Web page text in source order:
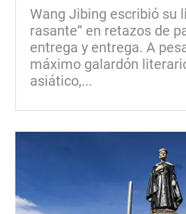
Wang Jibing escribió su
rasante” en retazos de
entrega y entrega. A
máximo galardón
asiático,...